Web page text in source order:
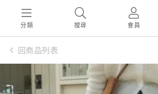
分類 搜尋 會員
回商品列表